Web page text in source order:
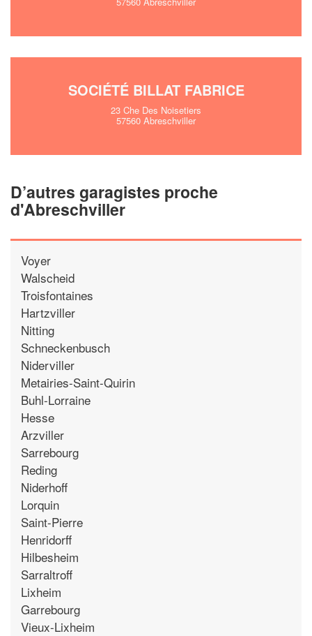
SOCIÉTÉ BILLAT FABRICE
23 Che Des Noisetiers
57560 Abreschviller
D’autres garagistes proche
d'Abreschviller
Voyer
Walscheid
Troisfontaines
Hartzviller
Nitting
Schneckenbusch
Niderviller
Metairies-Saint-Quirin
Buhl-Lorraine
Hesse
Arzviller
Sarrebourg
Reding
Niderhoff
Lorquin
Saint-Pierre
Henridorff
Hilbesheim
Sarraltroff
Lixheim
Garrebourg
Vieux-Lixheim